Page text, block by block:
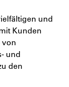
und
Kunden
von
und
den